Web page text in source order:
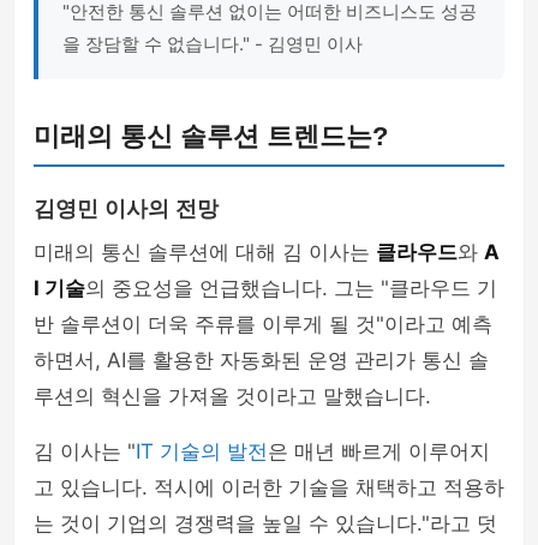
"안전한 통신 솔루션 없이는 어떠한 비즈니스도 성공
을 장담할 수 없습니다." - 김영민 이사
미래의 통신 솔루션 트렌드는?
김영민 이사의 전망
미래의 통신 솔루션에 대해 김 이사는 클라우드와 A
I 기술의 중요성을 언급했습니다. 그는 "클라우드 기
반 솔루션이 더욱 주류를 이루게 될 것"이라고 예측
하면서, AI를 활용한 자동화된 운영 관리가 통신 솔
루션의 혁신을 가져올 것이라고 말했습니다.
김 이사는 "IT 기술의 발전은 매년 빠르게 이루어지
고 있습니다. 적시에 이러한 기술을 채택하고 적용하
는 것이 기업의 경쟁력을 높일 수 있습니다."라고 덧